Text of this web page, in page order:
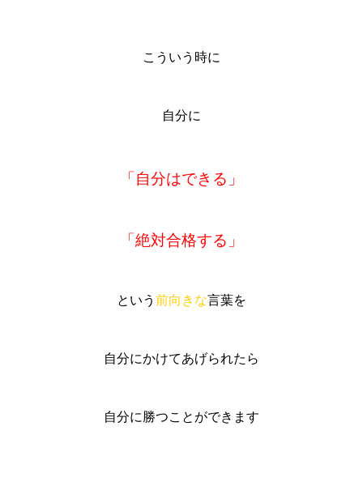
こういう時に
自分に
「自分はできる」
「絶対合格する」
という 前向きな言葉を
自分にかけてあげられたら
自分に勝つことができます